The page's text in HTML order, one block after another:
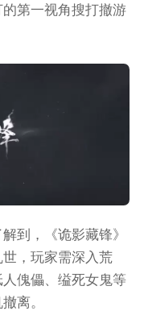
第一视角搜打撤游
到，《诡影藏锋》
，玩家需深入荒
傀儡、缢死女鬼等
离。